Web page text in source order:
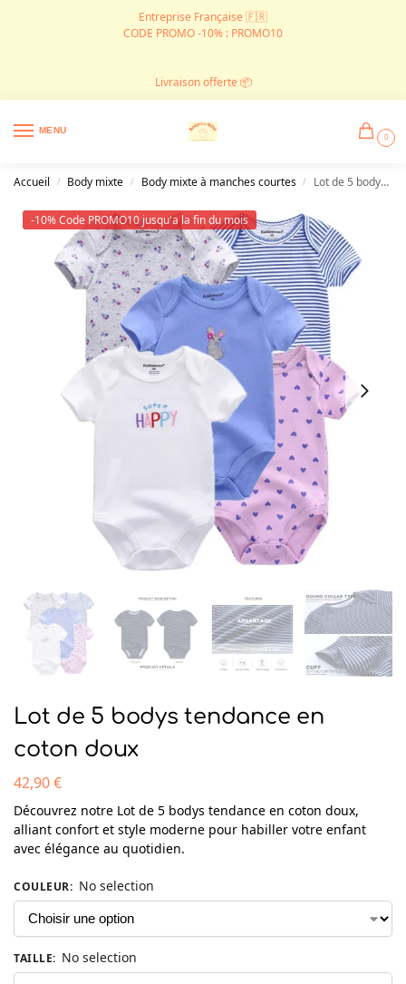
Entreprise Française 🇫🇷
CODE PROMO -10% : PROMO10
Livraison offerte 📦
MENU
0
Accueil / Body mixte / Body mixte à manches courtes / Lot de 5 bodys tendance en coton doux
-10% Code PROMO10 jusqu'a la fin du mois
Lot de 5 bodys tendance en
coton doux
42,90€
Découvrez notre Lot de 5 bodys tendance en coton doux,
alliant confort et style moderne pour habiller votre enfant
avec élégance au quotidien.
COULEUR: No selection
TAILLE: No selection